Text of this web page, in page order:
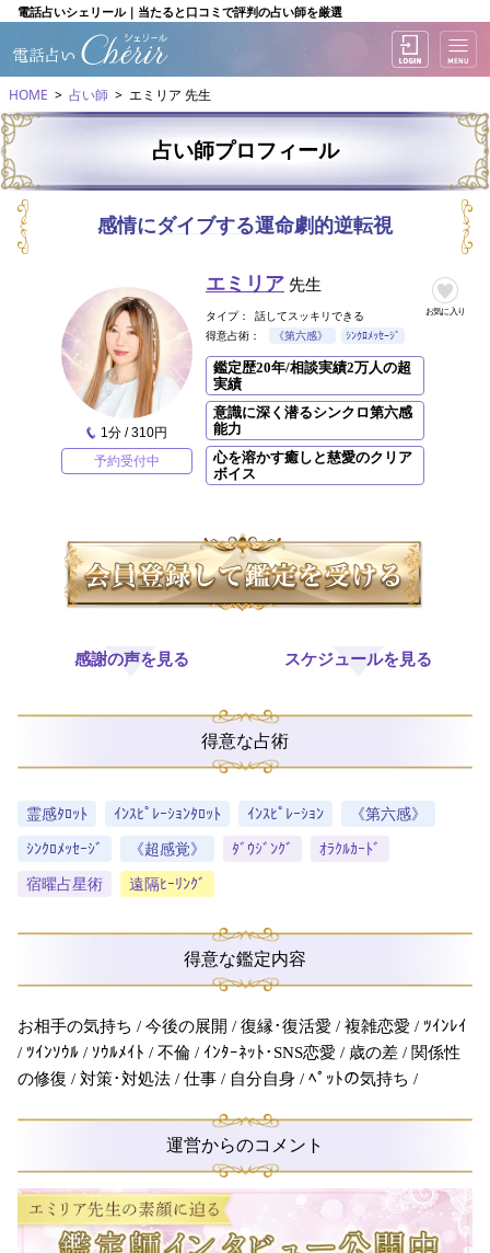
電話占いシェリール｜当たると口コミで評判の占い師を厳選
HOME 占い師 エミリア 先生
占い師プロフィール
感情にダイブする運命劇的逆転視
お気に入り
1分 / 310円
予約受付中
エミリア 先生
タイプ：
話してスッキリできる
得意占術：
《第六感》 ｼﾝｸﾛﾒｯｾｰｼﾞ
鑑定歴20年/相談実績2万人の超
実績
意識に深く潜るシンクロ第六感
能力
心を溶かす癒しと慈愛のクリア
ボイス
感謝の声を見る スケジュールを見る
得意な占術
霊感ﾀﾛｯﾄ ｲﾝｽﾋﾟﾚｰｼｮﾝﾀﾛｯﾄ ｲﾝｽﾋﾟﾚｰｼｮﾝ
《第六感》
ｼﾝｸﾛﾒｯｾｰｼﾞ
《超感覚》 ﾀﾞｳｼﾞﾝｸﾞ
ｵﾗｸﾙｶｰﾄﾞ
宿曜占星術
遠隔ﾋｰﾘﾝｸﾞ
得意な鑑定内容
お相手の気持ち / 今後の展開 / 復縁･復活愛 / 複雑恋愛 / ﾂｲﾝﾚｲ
/ ﾂｲﾝｿｳﾙ / ｿｳﾙﾒｲﾄ / 不倫 / ｲﾝﾀｰﾈｯﾄ･SNS恋愛 / 歳の差 / 関係性
の修復 / 対策･対処法 / 仕事 / 自分自身 / ﾍﾟｯﾄの気持ち /
運営からのコメント